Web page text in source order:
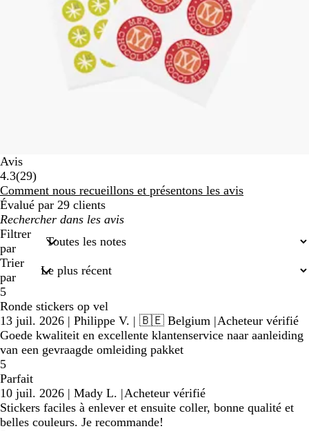
Avis
4.3(2929
avis
)
Comment nous recueillons et présentons les avis
Évalué par 29 clients
Mes
recherches
Filtrer
par
Trier
par
5
Ronde stickers op vel
13 juil. 2026 | Philippe V. | 🇧🇪 Belgium |Acheteur vérifié
Goede kwaliteit en excellente klantenservice naar aanleiding
van een gevraagde omleiding pakket
5
Parfait
10 juil. 2026 | Mady L. |Acheteur vérifié
Stickers faciles à enlever et ensuite coller, bonne qualité et
belles couleurs. Je recommande!